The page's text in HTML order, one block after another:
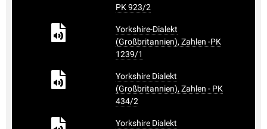
PK 923/2
Yorkshire-Dialekt
(Großbritannien), Zahlen -PK
1239/1
Yorkshire Dialekt
(Großbritannien), Zahlen - PK
434/2
Yorkshire Dialekt